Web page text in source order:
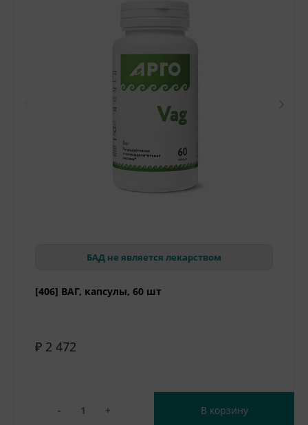
БАД не является лекарством
[406] ВАГ, капсулы, 60 шт
₽ 2 472
- + В корзину